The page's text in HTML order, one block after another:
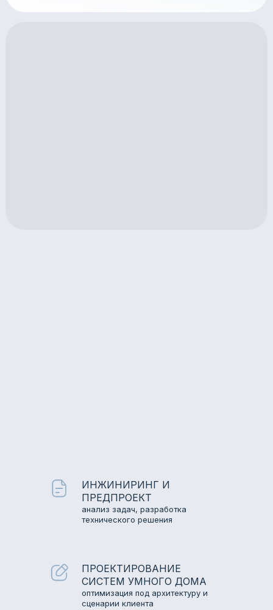
ПРОЕКТИРОВАНИЕ
СИСТЕМ УМНОГО ДОМА
оптимизация под архитектуру и
сценарии клиента
ИНЖИНИРИНГ И
ПРЕДПРОЕКТ
анализ задач, разработка
технического решения